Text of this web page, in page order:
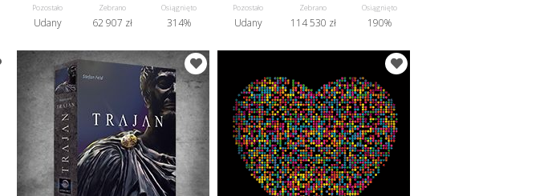
Pozostało
Udany
Zebrano
62 907 zł
Osiągnięto
314%
Pozostało
Udany
Zebrano
114 530 zł
Osiągnięto
190%